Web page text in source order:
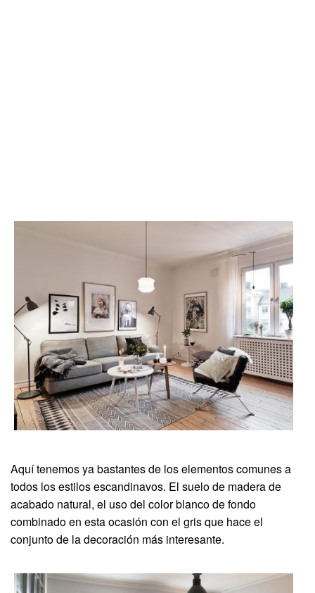
Aquí tenemos ya bastantes de los elementos comunes a
todos los estilos escandinavos. El suelo de madera de
acabado natural, el uso del color blanco de fondo
combinado en esta ocasión con el gris que hace el
conjunto de la decoración más interesante.